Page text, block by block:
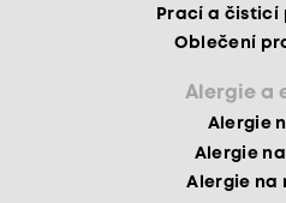
Prací a čisticí
Oblečení
Alergie a
Alergie
Alergie
Alergie na